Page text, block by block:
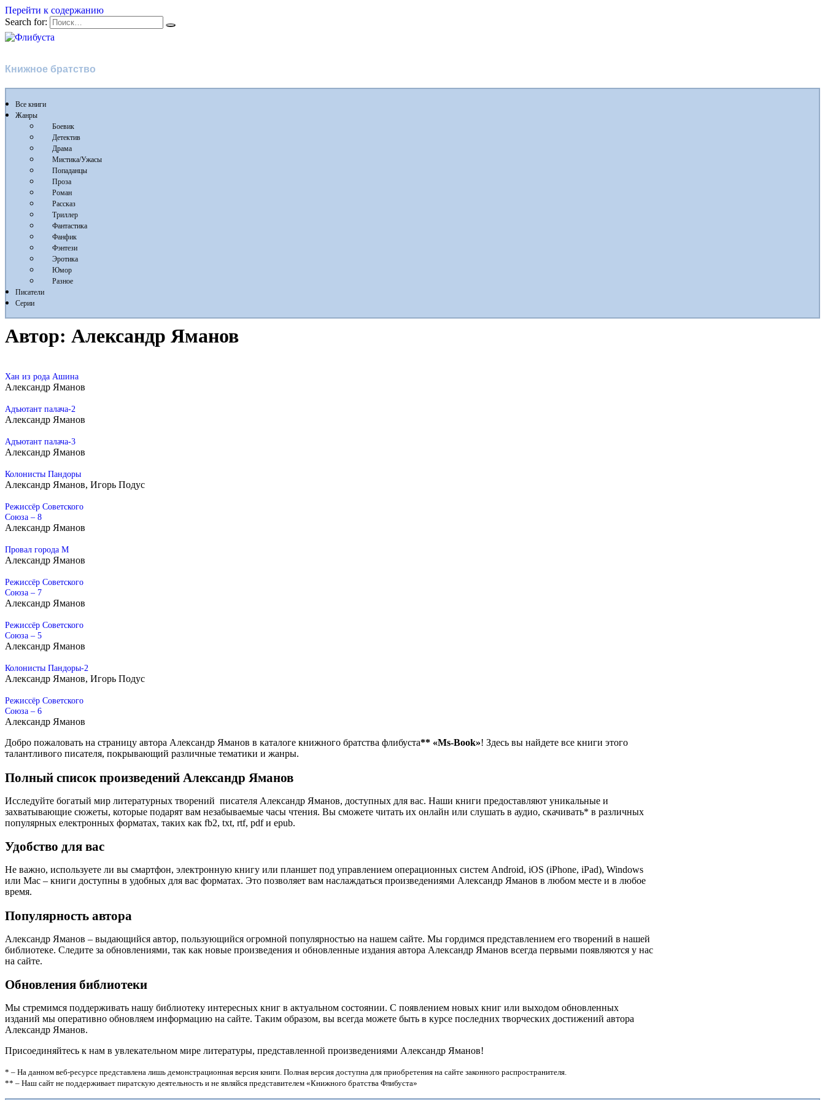
Перейти к содержанию
Search for:
Книжное братство
Все книги
Жанры
Боевик
Детектив
Драма
Мистика/Ужасы
Попаданцы
Проза
Роман
Рассказ
Триллер
Фантастика
Фанфик
Фэнтези
Эротика
Юмор
Разное
Писатели
Серии
Автор: Александр Яманов
Хан из рода Ашина
Александр Яманов
Адъютант палача-2
Александр Яманов
Адъютант палача-3
Александр Яманов
Колонисты Пандоры
Александр Яманов, Игорь Подус
Режиссёр Советского
Союза – 8
Александр Яманов
Провал города М
Александр Яманов
Режиссёр Советского
Союза – 7
Александр Яманов
Режиссёр Советского
Союза – 5
Александр Яманов
Колонисты Пандоры-2
Александр Яманов, Игорь Подус
Режиссёр Советского
Союза – 6
Александр Яманов
Добро пожаловать на страницу автора Александр Яманов в каталоге книжного братства флибуста** «Ms-Book»! Здесь вы найдете все книги этого
талантливого писателя, покрывающий различные тематики и жанры.
Полный список произведений Александр Яманов
Исследуйте богатый мир литературных творений писателя Александр Яманов, доступных для вас. Наши книги предоставляют уникальные и
захватывающие сюжеты, которые подарят вам незабываемые часы чтения. Вы сможете читать их онлайн или слушать в аудио, скачивать* в различных
популярных електронных форматах, таких как fb2, txt, rtf, pdf и epub.
Удобство для вас
Не важно, используете ли вы смартфон, электронную книгу или планшет под управлением операционных систем Android, iOS (iPhone, iPad), Windows
или Mac – книги доступны в удобных для вас форматах. Это позволяет вам наслаждаться произведениями Александр Яманов в любом месте и в любое
время.
Популярность автора
Александр Яманов – выдающийся автор, пользующийся огромной популярностью на нашем сайте. Мы гордимся представлением его творений в нашей
библиотеке. Следите за обновлениями, так как новые произведения и обновленные издания автора Александр Яманов всегда первыми появляются у нас
на сайте.
Обновления библиотеки
Мы стремимся поддерживать нашу библиотеку интересных книг в актуальном состоянии. С появлением новых книг или выходом обновленных
изданий мы оперативно обновляем информацию на сайте. Таким образом, вы всегда можете быть в курсе последних творческих достижений автора
Александр Яманов.
Присоединяйтесь к нам в увлекательном мире литературы, представленной произведениями Александр Яманов!
* – На данном веб-ресурсе представлена лишь демонстрационная версия книги. Полная версия доступна для приобретения на сайте законного распространителя.
** – Наш сайт не поддерживает пиратскую деятельность и не являйся представителем «Книжного братства Флибуста»